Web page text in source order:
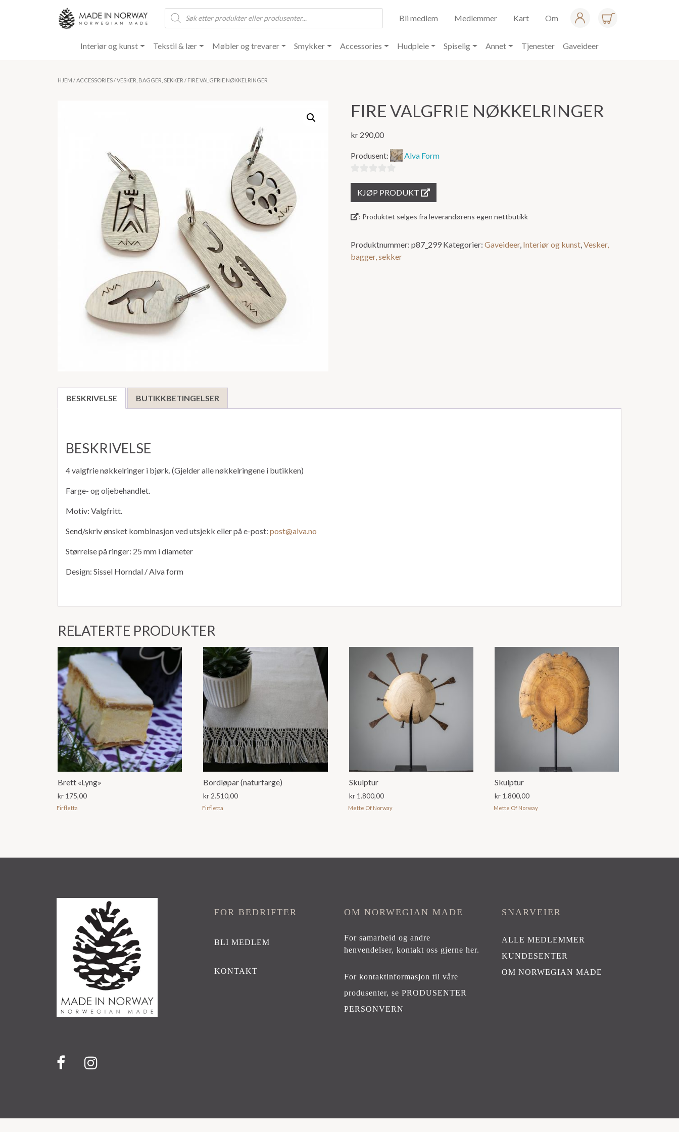
Products
search
Bli medlem Medlemmer Kart Om
Interiør og kunst Tekstil & lær Møbler og trevarer Smykker Accessories Hudpleie Spiselig Annet Tjenester Gaveideer
HJEM /ACCESSORIES/VESKER, BAGGER, SEKKER / FIRE VALGFRIE NØKKELRINGER
FIRE VALGFRIE NØKKELRINGER
kr 290,00
Produsent: Alva Form
ut
5
KJØP PRODUKT
: Produktet selges fra leverandørens egen nettbutikk
Produktnummer:p87_299 Kategorier:Gaveideer, Interiør og kunst,Vesker,
bagger, sekker
BESKRIVELSE BUTIKKBETINGELSER
BESKRIVELSE
4 valgfrie nøkkelringer i bjørk. (Gjelder alle nøkkelringene i butikken)
Farge- og oljebehandlet.
Motiv: Valgfritt.
Send/skriv ønsket kombinasjon ved utsjekk eller på e-post: post@alva.no
Størrelse på ringer: 25 mm i diameter
Design: Sissel Horndal / Alva form
RELATERTE PRODUKTER
Brett «Lyng»
kr 175,00
Firfletta
Bordløpar (naturfarge)
kr 2.510,00
Firfletta
Skulptur
kr1.800,00
Mette Of Norway
Skulptur
kr 1.800,00
Mette Of Norway
FOR BEDRIFTER
BLI MEDLEM
KONTAKT
OM NORWEGIAN MADE
For samarbeid og andre
henvendelser,kontakt oss gjerne her.
For kontaktinformasjon til våre
produsenter, sePRODUSENTER
PERSONVERN
SNARVEIER
ALLE MEDLEMMER
KUNDESENTER
OM NORWEGIAN MADE